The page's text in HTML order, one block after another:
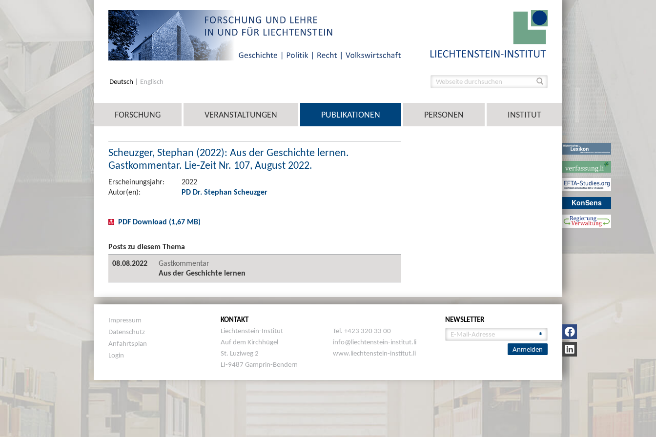
KonSens
Deutsch Englisch
FORSCHUNG VERANSTALTUNGEN PUBLIKATIONEN PERSONEN INSTITUT
Scheuzger, Stephan (2022): Aus der Geschichte lernen.
Gastkommentar. Lie-Zeit Nr. 107, August 2022.
Erscheinungsjahr:
2022
Autor(en):
PD Dr. Stephan Scheuzger
PDF Download (1,67 MB)
Posts zu diesem Thema
08.08.2022
Gastkommentar
Aus der Geschichte lernen
Impressum
Datenschutz
Anfahrtsplan
Login
KONTAKT
Liechtenstein-Institut
Auf dem Kirchhügel
St. Luziweg 2
LI-9487 Gamprin-Bendern
Tel. +423 320 33 00
info@liechtenstein-institut.li
www.liechtenstein-institut.li
NEWSLETTER